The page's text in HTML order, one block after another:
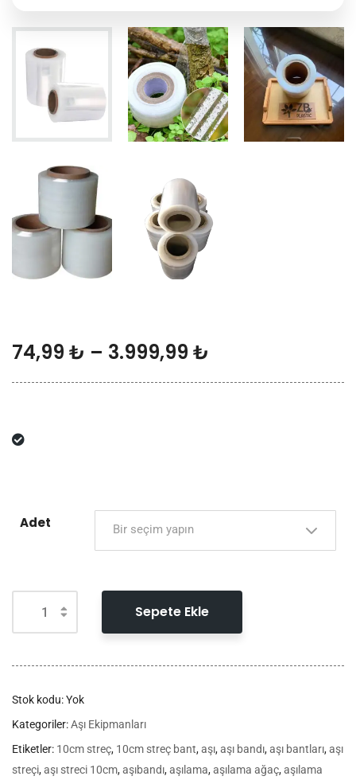
74,99 ₺ – 3.999,99 ₺
Adet Bir seçim yapın
Sepete Ekle
Stok kodu:Yok
Kategoriler:Aşı Ekipmanları
Etiketler: 10cm streç, 10cm streç bant,aşı,aşı bandı,aşı bantları,aşı
streçi,aşı streci 10cm,aşıbandı,aşılama,aşılama ağaç,aşılama